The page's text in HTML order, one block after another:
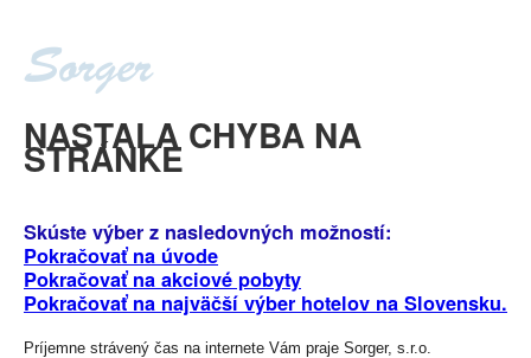
NASTALA CHYBA NA
STRÁNKE
Skúste výber z nasledovných možností:
Pokračovať na úvode
Pokračovať na akciové pobyty
Pokračovať na najväčší výber hotelov na Slovensku.
Príjemne strávený čas na internete Vám praje Sorger, s.r.o.